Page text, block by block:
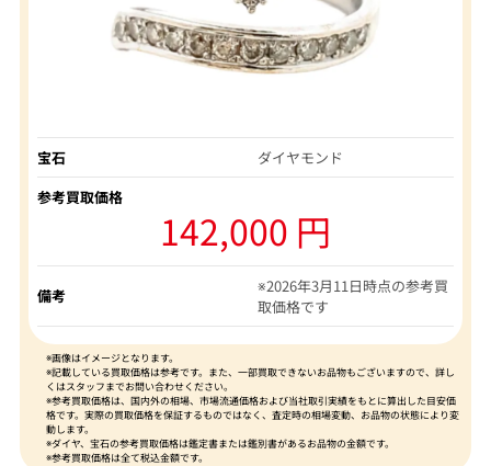
宝石
ダイヤモンド
参考買取価格
142,000 円
備考
※2026年3月11日時点の参考買
取価格です
※画像はイメージとなります。
※記載している買取価格は参考です。また、一部買取できないお品物もございますので、詳し
くはスタッフまでお問い合わせください。
※参考買取価格は、国内外の相場、市場流通価格および当社取引実績をもとに算出した目安価
格です。実際の買取価格を保証するものではなく、査定時の相場変動、お品物の状態により変
動します。
※ダイヤ、宝石の参考買取価格は鑑定書または鑑別書があるお品物の金額です。
※参考買取価格は全て税込金額です。